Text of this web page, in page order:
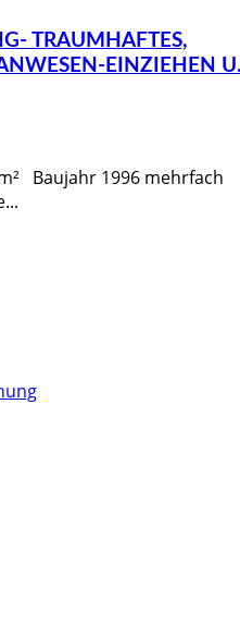
TRAUMHAFTES,
EINZIEHEN
Baujahr 1996 mehrfach